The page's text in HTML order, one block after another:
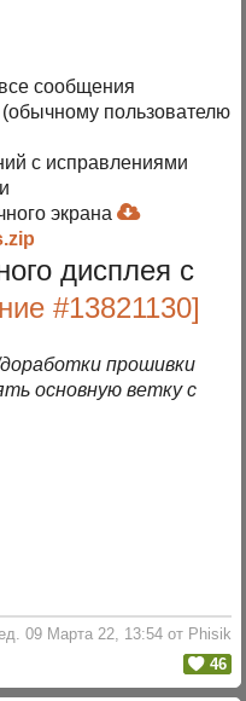
сообщения
пользователю
с исправлениями
экрана
дисплея с
#13821130]
прошивки
основную ветку с
09 Марта 22, 13:54 от Phisik
46